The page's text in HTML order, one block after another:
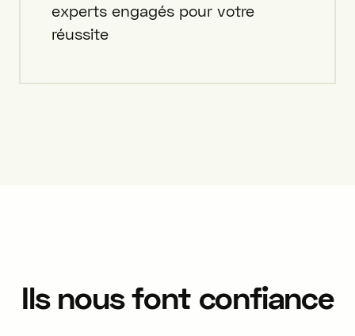
experts engagés pour votre
réussite
Ils nous font confiance